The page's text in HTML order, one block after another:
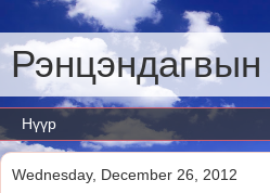
Wednesday, December 26, 2012